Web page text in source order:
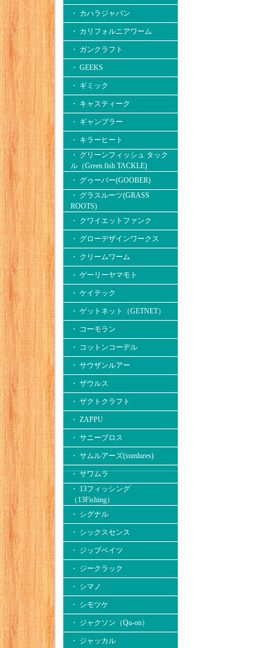
・ カハラジャパン
・ カリフォルニアワーム
・ ガンクラフト
・ GEEKS
・ ギミック
・ キャスティーク
・ ギャンブラー
・ キラーヒート
・ グリーンフィッシュ タック
ル（Green fish TACKLE)
・ グゥーバー(GOOBER)
・ グラスルーツ(GRASS
ROOTS)
・ クワイエットファンク
・ グローデザインワークス
・ クリームワーム
・ ゲーリーヤマモト
・ ケイテック
・ ゲットネット（GETNET）
・ コーモラン
・ コットンコーデル
・ サウザンルアー
・ ザウルス
・ ザクトクラフト
・ ZAPPU
・ サニーブロス
・ サムルアーズ(sumlures)
・ サワムラ
・ 13フィッシング
（13Fishing）
・ シグナル
・ シックスセンス
・ ジップベイツ
・ ジークラック
・ シマノ
・ シモツケ
・ ジャクソン（Qu-on）
・ ジャッカル